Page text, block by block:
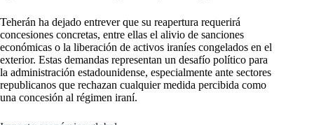
Teherán ha dejado entrever que su reapertura requerirá
concesiones concretas, entre ellas el alivio de sanciones
económicas o la liberación de activos iraníes congelados en el
exterior. Estas demandas representan un desafío político para
la administración estadounidense, especialmente ante sectores
republicanos que rechazan cualquier medida percibida como
una concesión al régimen iraní.